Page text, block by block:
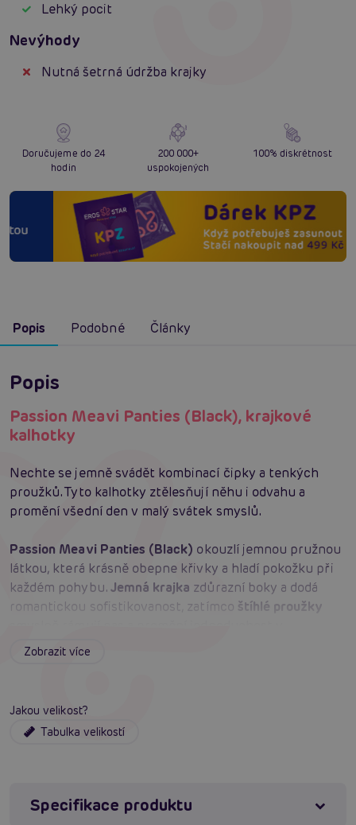
Lehký pocit
Nevýhody
Nutná šetrná údržba krajky
Doručujeme do 24
hodin
200 000+
uspokojených
100% diskrétnost
Popis Podobné Články
Popis
Passion Meavi Panties (Black), krajkové
kalhotky
Nechte se jemně svádět kombinací čipky a tenkých
proužků. Tyto kalhotky ztělesňují něhu i odvahu a
promění všední den v malý svátek smyslů.
Passion Meavi Panties (Black) okouzlí jemnou pružnou
látkou, která krásně obepne křivky a hladí pokožku při
každém pohybu.Jemná krajka zdůrazní boky a dodá
romantickou sofistikovanost, zatímco štíhlé proužky
nezapomenutelnou eleganci.
po celý den i noc. Dostupné
měkkost potkává s odvahou
Materiál
: 88 % polyamid, 12 % elastan
Barva
Zobrazit více
Jakou velikost?
Tabulka velikostí
Specifikace produktu